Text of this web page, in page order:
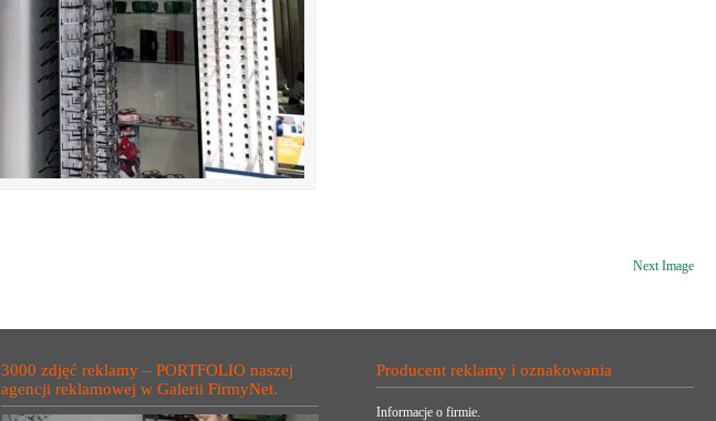
Next Image
3000 zdjęć reklamy – PORTFOLIO naszej
agencji reklamowej w Galerii FirmyNet.
Producent reklamy i oznakowania
Informacje o firmie.